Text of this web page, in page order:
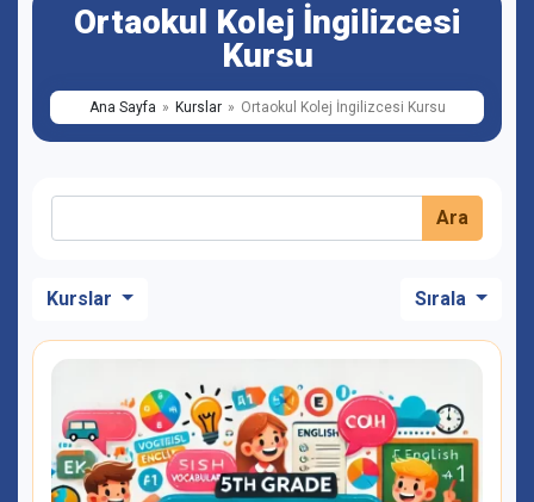
Ortaokul Kolej İngilizcesi
Kursu
Ana Sayfa Kurslar Ortaokul Kolej İngilizcesi Kursu
Ara
Kurslar Sırala